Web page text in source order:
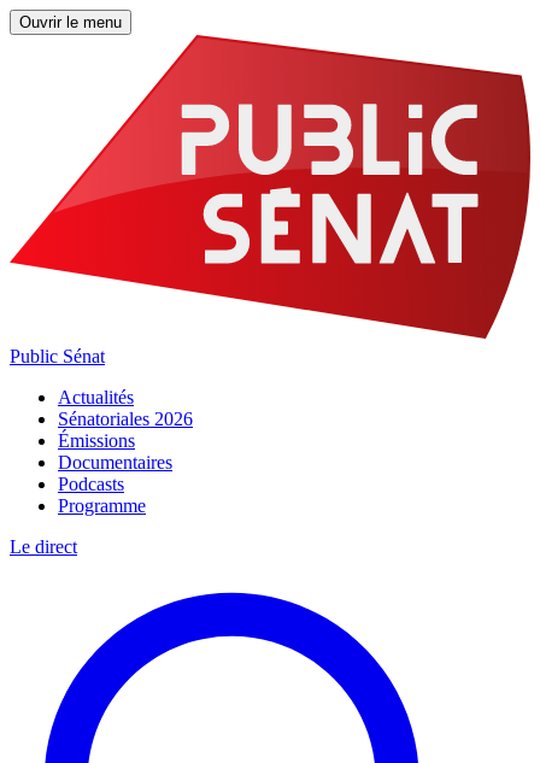
Ouvrir le menu
Public Sénat
Actualités
Sénatoriales 2026
Émissions
Documentaires
Podcasts
Programme
Le direct